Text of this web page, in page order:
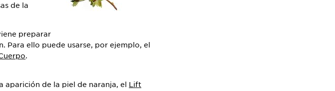
de la
preparar
Para ello puede usarse, por ejemplo, el
.
aparición de la piel de naranja, el Lift